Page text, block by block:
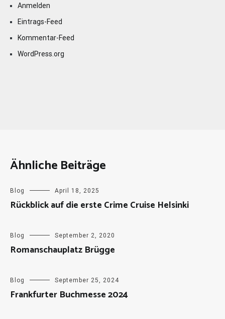
Anmelden
Eintrags-Feed
Kommentar-Feed
WordPress.org
Ähnliche Beiträge
Blog April 18, 2025
Rückblick auf die erste Crime Cruise Helsinki
Blog September 2, 2020
Romanschauplatz Brügge
Blog September 25, 2024
Frankfurter Buchmesse 2024